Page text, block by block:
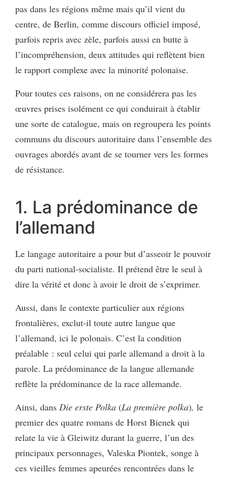
pas dans les régions même mais qu’il vient du
centre, de Berlin, comme discours officiel imposé,
parfois repris avec zèle, parfois aussi en butte à
l’incompréhension, deux attitudes qui reflètent bien
le rapport complexe avec la minorité polonaise.
Pour toutes ces raisons, on ne considérera pas les
œuvres prises isolément ce qui conduirait à établir
une sorte de catalogue, mais on regroupera les points
communs du discours autoritaire dans l’ensemble des
ouvrages abordés avant de se tourner vers les formes
de résistance.
1. La prédominance de
l’allemand
Le langage autoritaire a pour but d’asseoir le pouvoir
du parti national-socialiste. Il prétend être le seul à
dire la vérité et donc à avoir le droit de s’exprimer.
Aussi, dans le contexte particulier aux régions
frontalières, exclut-il toute autre langue que
l’allemand, ici le polonais. C’est la condition
préalable : seul celui qui parle allemand a droit à la
parole. La prédominance de la langue allemande
reflète la prédominance de la race allemande.
Ainsi, dans Die erste Polka (La première polka), le
premier des quatre romans de Horst Bienek qui
relate la vie à Gleiwitz durant la guerre, l’un des
principaux personnages, Valeska Piontek, songe à
ces vieilles femmes apeurées rencontrées dans le